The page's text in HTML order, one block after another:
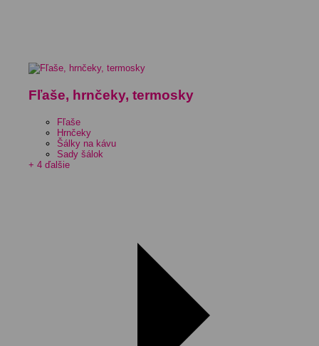
Fľaše, hrnčeky, termosky
Fľaše
Hrnčeky
Šálky na kávu
Sady šálok
+ 4 ďalšie